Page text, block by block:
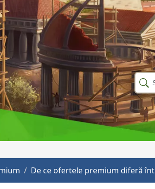
De ce ofertele premium diferă